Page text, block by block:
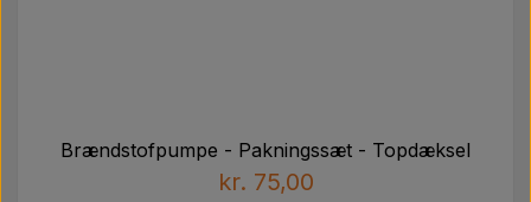
Brændstofpumpe - Pakningssæt - Topdæksel
kr. 75,00